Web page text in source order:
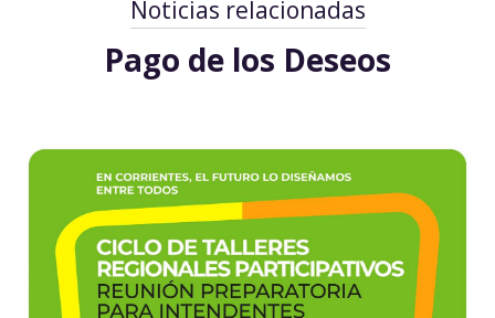
Noticias relacionadas
Pago de los Deseos